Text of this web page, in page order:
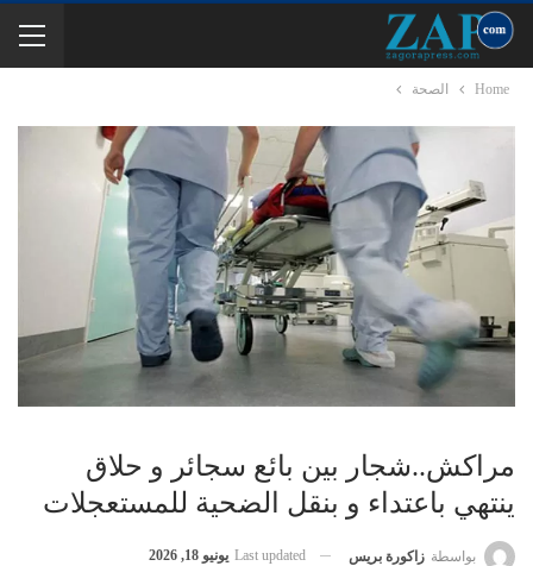
Home الصحة
مراكش..شجار بين بائع سجائر و حلاق
ينتهي باعتداء و بنقل الضحية للمستعجلات
بواسطة زاكورة بريس Last updated يونيو 18, 2026